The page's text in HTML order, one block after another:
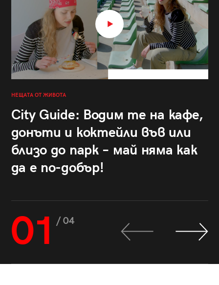
НЕЩАТА ОТ ЖИВОТА
City Guide: Водим те на кафе,
донъти и коктейли във или
близо до парк – май няма как
да е по-добър!
01 / 04